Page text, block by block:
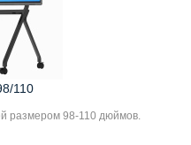
110
размером 98-110 дюймов.